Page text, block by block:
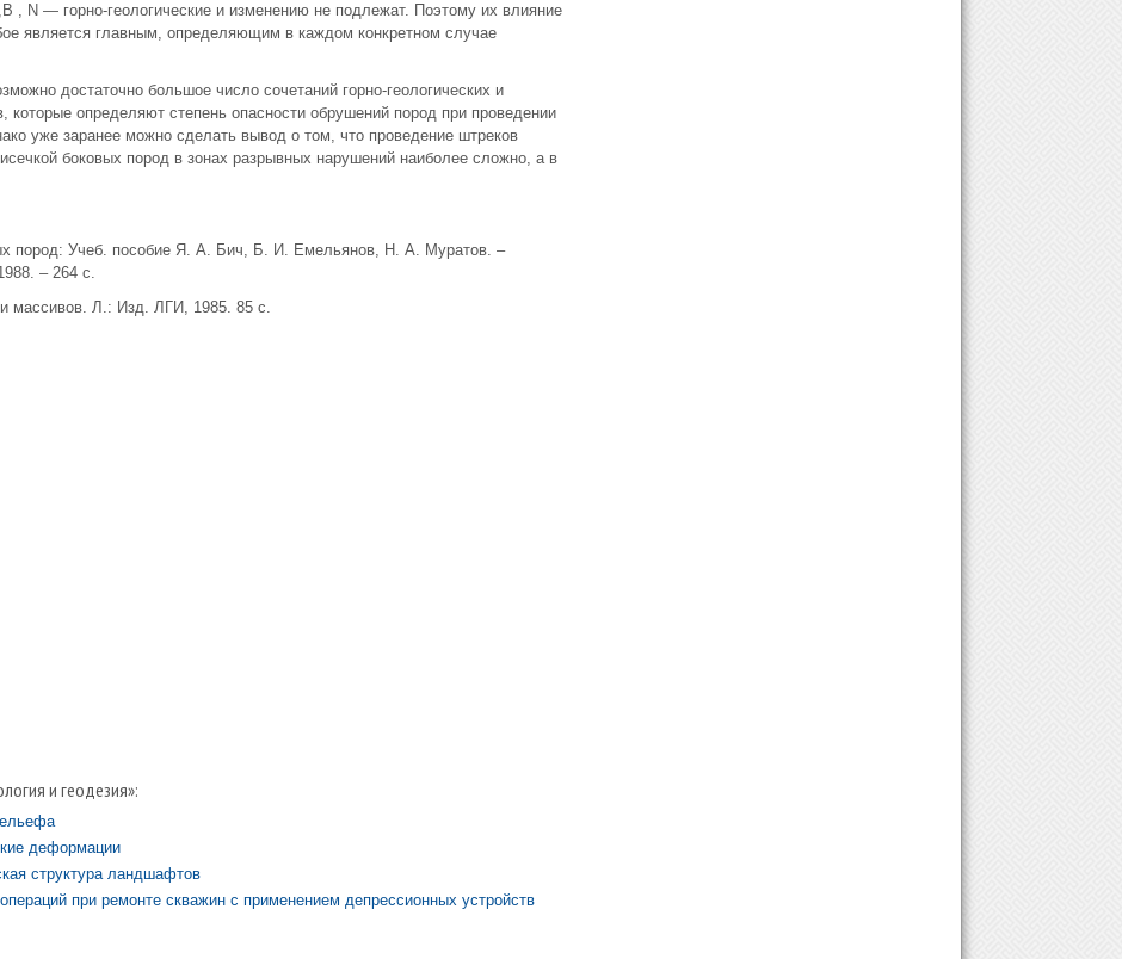
N — горно-геологические и изменению не подлежат. Поэтому их влияние
является главным, определяющим в каждом конкретном случае
достаточно большое число сочетаний горно-геологических и
которые определяют степень опасности обрушений пород при проведении
уже заранее можно сделать вывод о том, что проведение штреков
боковых пород в зонах разрывных нарушений наиболее сложно, а в
пород: Учеб. пособие Я. А. Бич, Б. И. Емельянов, Н. А. Муратов. –
– 264 с.
массивов. Л.: Изд. ЛГИ, 1985. 85 с.
и геодезия»:
деформации
структура ландшафтов
при ремонте скважин с применением депрессионных устройств